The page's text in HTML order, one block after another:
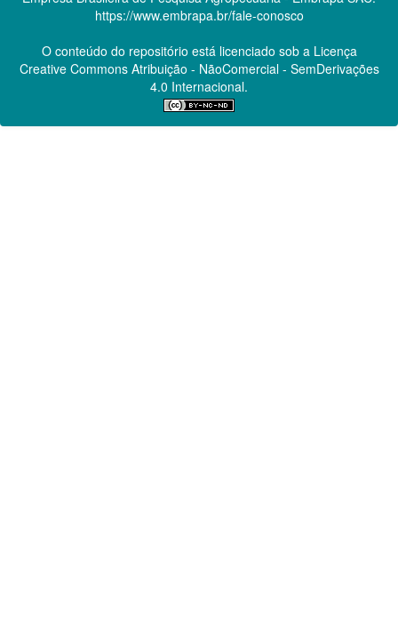
https://www.embrapa.br/fale-conosco
O conteúdo do repositório está licenciado sob a Licença
Creative CommonsAtribuição - NãoComercial - SemDerivações
4.0 Internacional.